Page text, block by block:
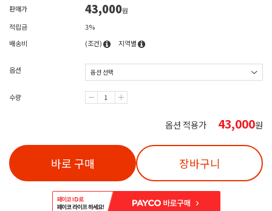
판매가
43,000원
적립금
3%
배송비
(조건) 지역별
옵션
수량
옵션 적용가 43,000원
바로 구매 장바구니